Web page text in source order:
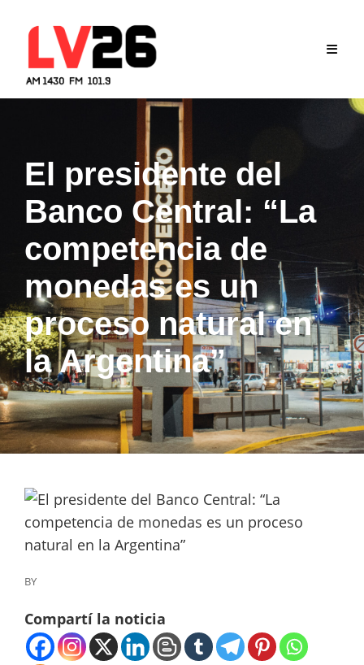
content
El presidente del
Banco Central: “La
competencia de
monedas es un
proceso natural en
la Argentina”
BY
Compartí la noticia